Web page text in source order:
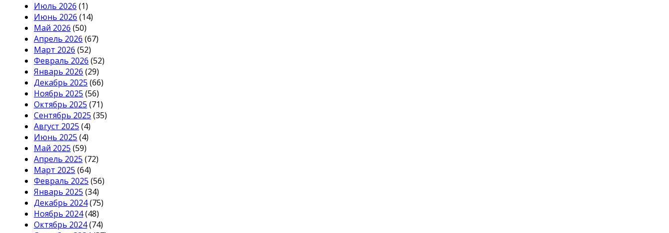
Июль 2026 (1)
Июнь 2026 (14)
Май 2026 (50)
Апрель 2026 (67)
Март 2026 (52)
Февраль 2026 (52)
Январь 2026 (29)
Декабрь 2025 (66)
Ноябрь 2025 (56)
Октябрь 2025 (71)
Сентябрь 2025 (35)
Август 2025 (4)
Июнь 2025 (4)
Май 2025 (59)
Апрель 2025 (72)
Март 2025 (64)
Февраль 2025 (56)
Январь 2025 (34)
Декабрь 2024(75)
Ноябрь 2024(48)
Октябрь 2024(74)